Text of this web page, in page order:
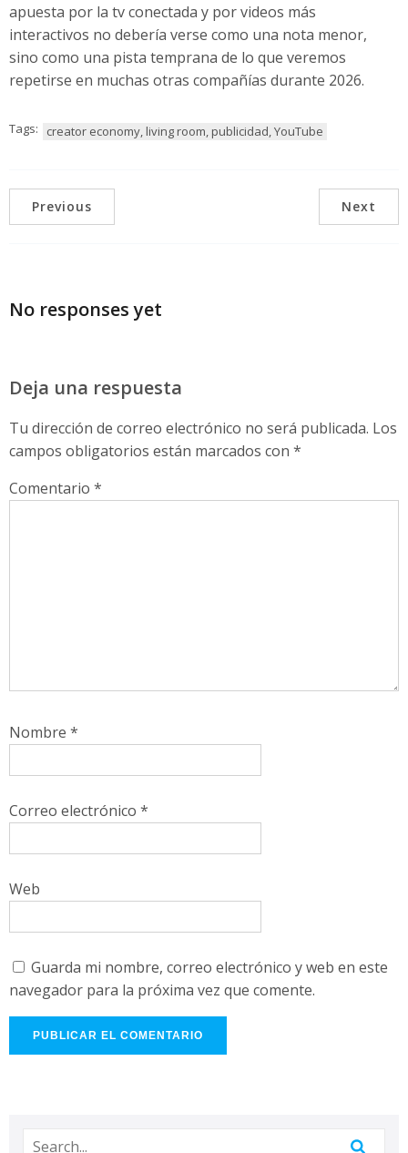
apuesta por la tv conectada y por videos más
interactivos no debería verse como una nota menor,
sino como una pista temprana de lo que veremos
repetirse en muchas otras compañías durante 2026.
Tags: creator economy, living room, publicidad, YouTube
Previous Next
No responses yet
Deja una respuesta
Tu dirección de correo electrónico no será publicada. Los
campos obligatorios están marcados con *
Comentario *
Nombre *
Correo electrónico *
Web
Guarda mi nombre, correo electrónico y web en este
navegador para la próxima vez que comente.